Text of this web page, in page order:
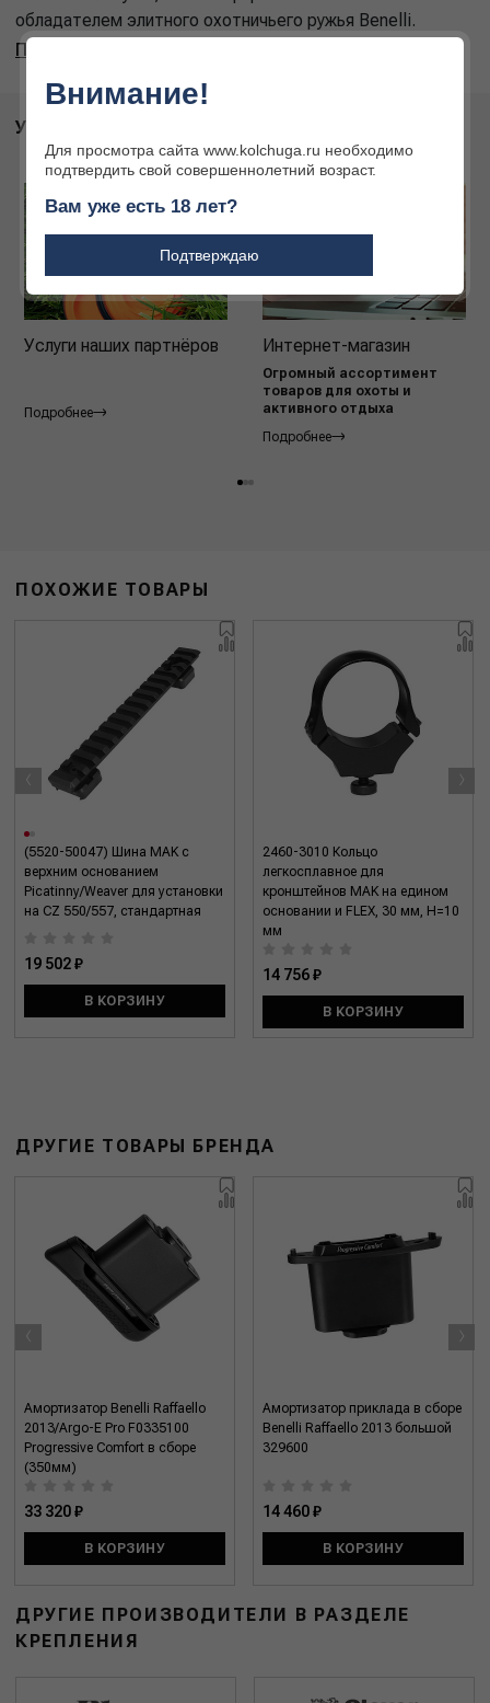
обладателем элитного охотничьего ружья Benelli.
Подробнее
УСЛУГИ
Услуги наших партнёров
Подробнее
Интернет-магазин
Огромный ассортимент
товаров для охоты и
активного отдыха
Подробнее
ПОХОЖИЕ ТОВАРЫ
(5520-50047) Шина MAK с
верхним основанием
Picatinny/Weaver для установки
на CZ 550/557, стандартная
19 502 ₽
В КОРЗИНУ
2460-3010 Кольцо
легкосплавное для
кронштейнов MAK на едином
основании и FLEX, 30 мм, H=10
мм
14 756 ₽
В КОРЗИНУ
‹ ›
ДРУГИЕ ТОВАРЫ БРЕНДА
Амортизатор Benelli Raffaello
2013/Argo-E Pro F0335100
Progressive Comfort в сборе
(350мм)
33 320 ₽
В КОРЗИНУ
Амортизатор приклада в сборе
Benelli Raffaello 2013 большой
329600
14 460 ₽
В КОРЗИНУ
‹ ›
ДРУГИЕ ПРОИЗВОДИТЕЛИ В РАЗДЕЛЕ
КРЕПЛЕНИЯ
Внимание!
Для просмотра сайта www.kolchuga.ru необходимо
подтвердить свой совершеннолетний возраст.
Вам уже есть 18 лет?
Подтверждаю